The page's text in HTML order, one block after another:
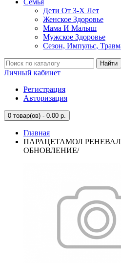
Семья
Дети От 3-Х Лет
Женское Здоровье
Мама И Малыш
Мужское Здоровье
Сезон, Импульс,
Найти
Личный кабинет
Регистрация
Авторизация
0 товар(ов) - 0.00 р.
Главная
ПАРАЦЕТАМОЛ РЕНЕВАЛ
ОБНОВЛЕНИЕ/